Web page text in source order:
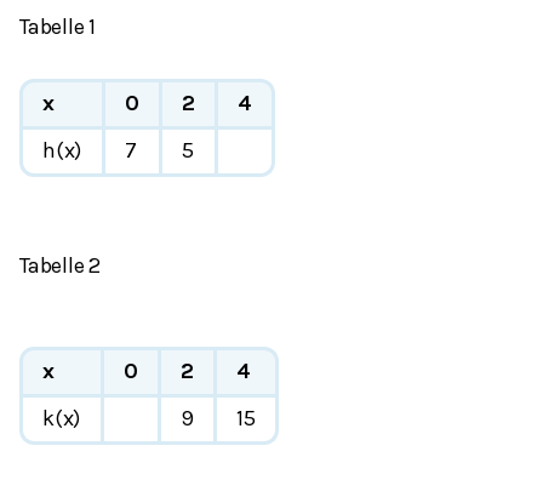
Tabelle 1
x 0 2
4
h(x)
7 5
Tabelle 2
x 0 2
4
k(x)
9 15